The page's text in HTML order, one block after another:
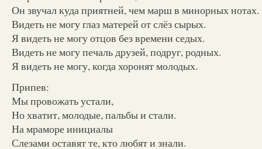
Он звучал куда приятней, чем марш в минорных нотах.
Видеть не могу глаз матерей от слёз сырых.
Я видеть не могу отцов без времени седых.
Видеть не могу печаль друзей, подруг, родных.
Я видеть не могу, когда хоронят молодых.
Припев:
Мы провожать устали,
Но хватит, молодые, пальбы и стали.
На мраморе инициалы
Слезами оставят те, кто любят и знали.